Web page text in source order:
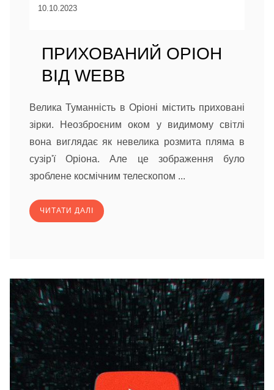
10.10.2023
ПРИХОВАНИЙ ОРІОН
ВІД WEBB
Велика Туманність в Оріоні містить приховані
зірки. Неозброєним оком у видимому світлі
вона виглядає як невелика розмита пляма в
сузір'ї Оріона. Але це зображення було
зроблене космічним телескопом ...
ЧИТАТИ ДАЛІ